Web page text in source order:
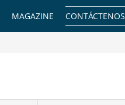
CONTÁCTENOS
MAGAZINE